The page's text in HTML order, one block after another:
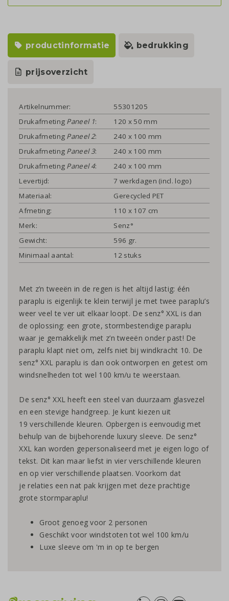
productinformatie bedrukking
prijsoverzicht
Artikelnummer:
55301205
Drukafmeting Paneel 1:
120 x 50 mm
Drukafmeting Paneel 2:
240 x 100 mm
Drukafmeting Paneel 3:
240 x 100 mm
Drukafmeting Paneel 4:
240 x 100 mm
Levertijd:
7 werkdagen (incl. logo)
Materiaal:
Gerecycled PET
Afmeting:
110 x 107 cm
Merk:
Senz°
Gewicht:
596 gr.
Minimaal aantal:
12 stuks
Met z’n tweeën in de regen is het altijd lastig: één
paraplu is eigenlijk te klein terwijl je met twee paraplu’s
weer veel te ver uit elkaar loopt. De senz° XXL is dan
de oplossing: een grote, stormbestendige paraplu
waar je gemakkelijk met z’n tweeën onder past! De
paraplu klapt niet om, zelfs niet bij windkracht 10. De
senz° XXL paraplu is dan ook ontworpen en getest om
windsnelheden tot wel 100 km/u te weerstaan.
De senz° XXL heeft een steel van duurzaam glasvezel
en een stevige handgreep. Je kunt kiezen uit
19 verschillende kleuren. Opbergen is eenvoudig met
behulp van de bijbehorende luxury sleeve. De senz°
XXL kan worden gepersonaliseerd met je eigen logo of
tekst. Dit kan maar liefst in vier verschillende kleuren
en op vier verschillende plaatsen. Voorkom dat
je relaties een nat pak krijgen met deze prachtige
grote stormparaplu!
Groot genoeg voor 2 personen
Geschikt voor windstoten tot wel 100 km/u
Luxe sleeve om 'm in op te bergen